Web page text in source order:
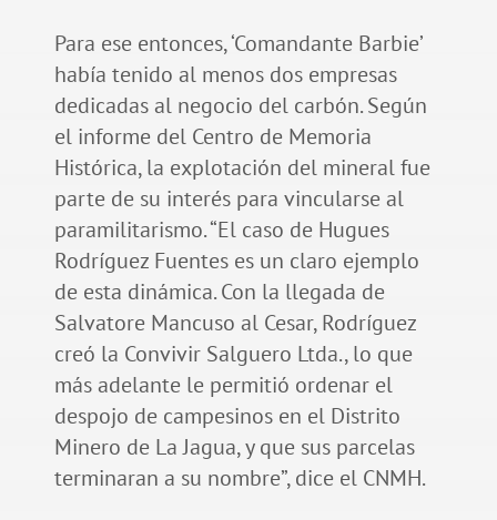
Para ese entonces, ‘Comandante Barbie’
había tenido al menos dos empresas
dedicadas al negocio del carbón. Según
el informe del Centro de Memoria
Histórica, la explotación del mineral fue
parte de su interés para vincularse al
paramilitarismo. “El caso de Hugues
Rodríguez Fuentes es un claro ejemplo
de esta dinámica. Con la llegada de
Salvatore Mancuso al Cesar, Rodríguez
creó la Convivir Salguero Ltda., lo que
más adelante le permitió ordenar el
despojo de campesinos en el Distrito
Minero de La Jagua, y que sus parcelas
terminaran a su nombre”, dice el CNMH.